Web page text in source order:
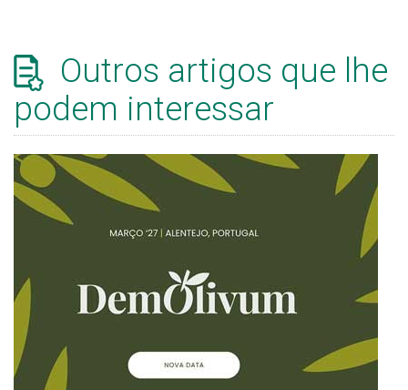
Outros artigos que lhe
podem interessar